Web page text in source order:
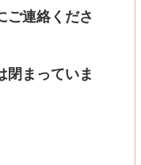
ご連絡くださ
閉まっていま